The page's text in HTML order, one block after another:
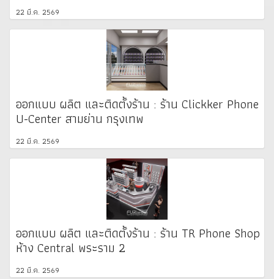
22 มี.ค. 2569
ออกแบบ ผลิต และติดตั้งร้าน : ร้าน Clickker Phone
U-Center สามย่าน กรุงเทพ
22 มี.ค. 2569
ออกแบบ ผลิต และติดตั้งร้าน : ร้าน TR Phone Shop
ห้าง Central พระราม 2
22 มี.ค. 2569